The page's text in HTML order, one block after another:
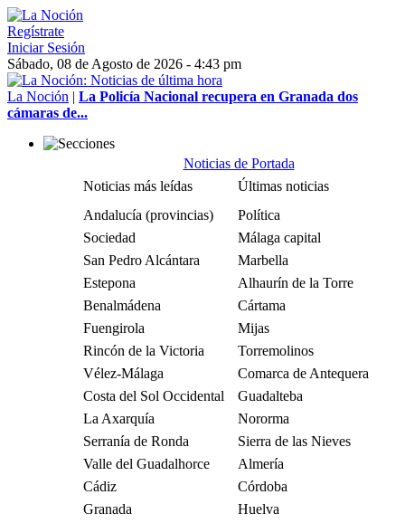
Regístrate
Iniciar Sesión
Sábado, 08 de Agosto de 2026 - 4:43 pm
La Noción | La Policía Nacional recupera en Granada dos
cámaras de...
Noticias de Portada
Noticias más leídas
Últimas noticias
Andalucía (provincias)
Política
Sociedad
Málaga capital
San Pedro Alcántara
Marbella
Estepona
Alhaurín de la Torre
Benalmádena
Cártama
Fuengirola
Mijas
Rincón de la Victoria
Torremolinos
Vélez-Málaga
Comarca de Antequera
Costa del Sol Occidental
Guadalteba
La Axarquía
Nororma
Serranía de Ronda
Sierra de las Nieves
Valle del Guadalhorce
Almería
Cádiz
Córdoba
Granada
Huelva